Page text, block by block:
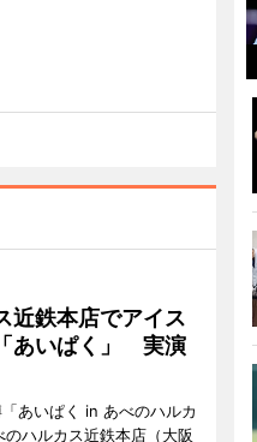
近鉄本店でアイス
あいぱく」 実演
あいぱく in あべのハルカ
ハルカス近鉄本店（大阪